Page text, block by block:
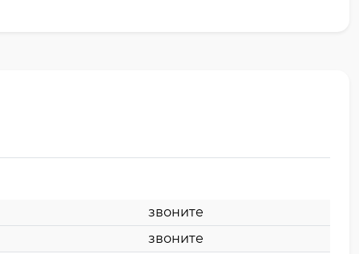
звоните
звоните